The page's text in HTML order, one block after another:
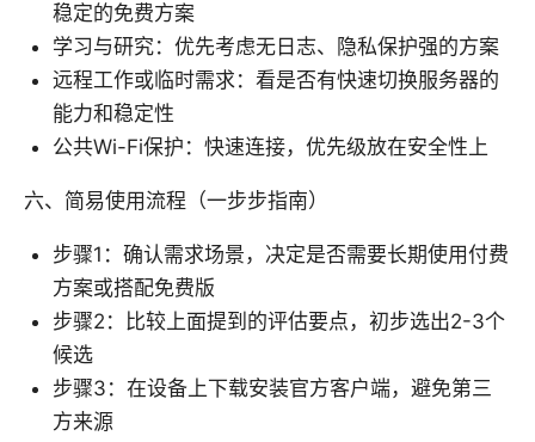
稳定的免费方案
学习与研究：优先考虑无日志、隐私保护强的方案
远程工作或临时需求：看是否有快速切换服务器的
能力和稳定性
公共Wi-Fi保护：快速连接，优先级放在安全性上
六、简易使用流程（一步步指南）
步骤1：确认需求场景，决定是否需要长期使用付费
方案或搭配免费版
步骤2：比较上面提到的评估要点，初步选出2-3个
候选
步骤3：在设备上下载安装官方客户端，避免第三
方来源